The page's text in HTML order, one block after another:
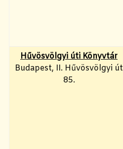
Hűvösvölgyi úti Könyvtár
Budapest, II. Hűvösvölgyi út
85.